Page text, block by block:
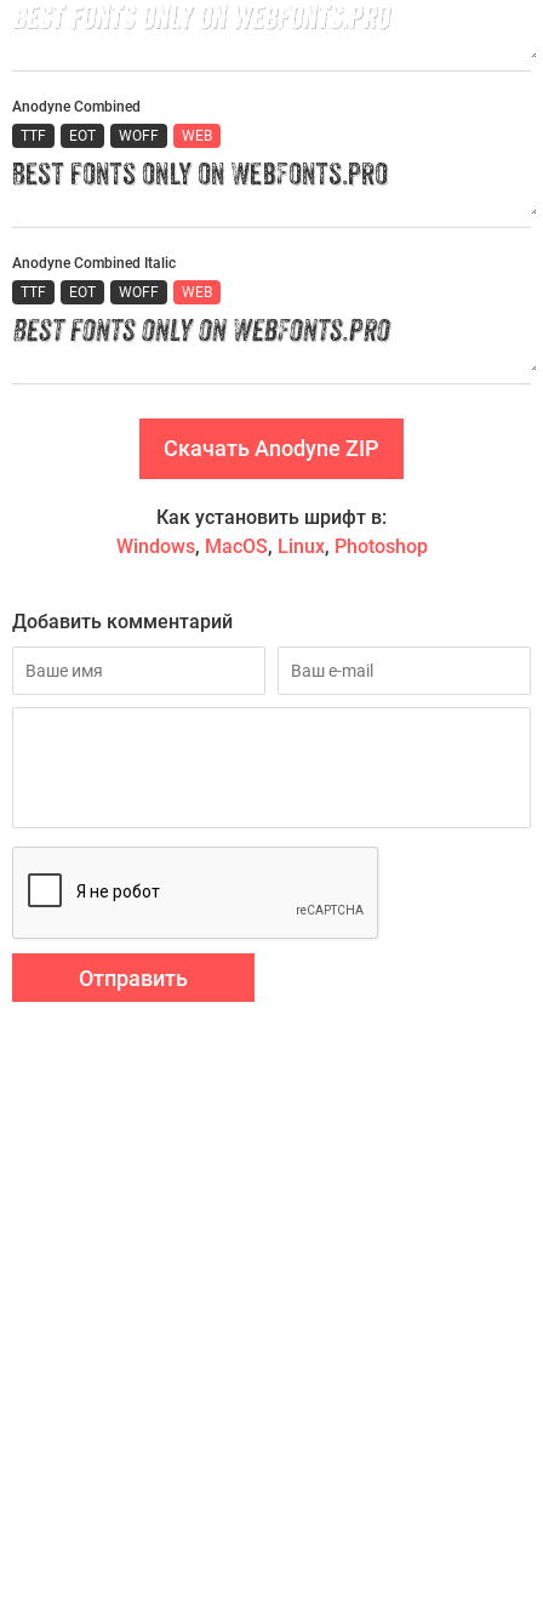
Anodyne Combined
TTF
EOT WOFF WEB
Anodyne Combined Italic
TTF
EOT WOFF WEB
Скачать Anodyne ZIP
Как установить шрифт в:
Windows, MacOS, Linux, Photoshop
Добавить комментарий
Отправить